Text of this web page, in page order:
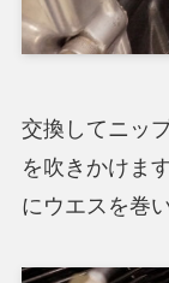
交換してニッ
を吹きかけま
にウエスを巻